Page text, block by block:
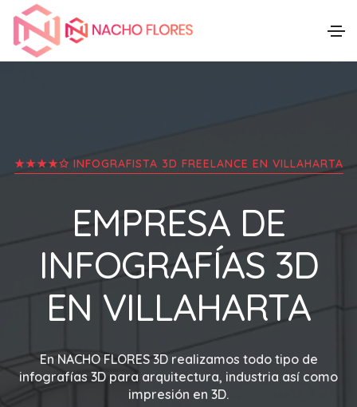
★★★★✩ INFOGRAFISTA 3D FREELANCE EN VILLAHARTA
EMPRESA DE
INFOGRAFÍAS 3D
EN VILLAHARTA
En NACHO FLORES 3Drealizamos todo tipo de
infografías 3D para arquitectura, industria así como
impresión en 3D.